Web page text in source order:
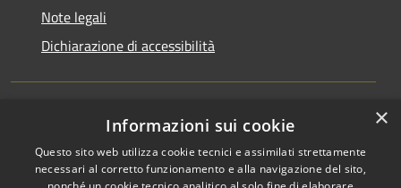
Note legali
Dichiarazione di accessibilità
Accessibilità
Privacy
Copyright © 2026 • Comune di
Rocchetta Sant'Antonio •
Powered byMunicipium•
×
Informazioni sui cookie
Questo sito web utilizza cookie tecnici e assimilati strettamente
necessari al corretto funzionamento e alla navigazione del sito,